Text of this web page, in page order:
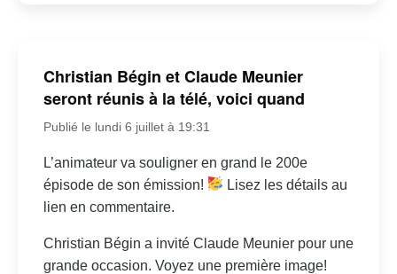
Christian Bégin et Claude Meunier
seront réunis à la télé, voici quand
Publié le lundi 6 juillet à 19:31
L’animateur va souligner en grand le 200e
épisode de son émission!
Lisez les détails au
lien en commentaire.
Christian Bégin a invité Claude Meunier pour une
grande occasion. Voyez une première image!